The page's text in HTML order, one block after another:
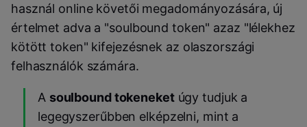
használ online követői megadományozására, új
értelmet adva a "soulbound token" azaz "lélekhez
kötött token" kifejezésnek az olaszországi
felhasználók számára.
A soulbound tokeneketúgy tudjuk a
legegyszerűbben elképzelni, mint a